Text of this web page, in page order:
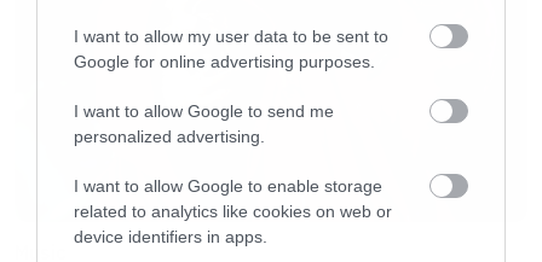
I want to allow my user data to be sent to
Google for online advertising purposes.
I want to allow Google to send me
personalized advertising.
I want to allow Google to enable storage
related to analytics like cookies on web or
device identifiers in apps.
αγορά.